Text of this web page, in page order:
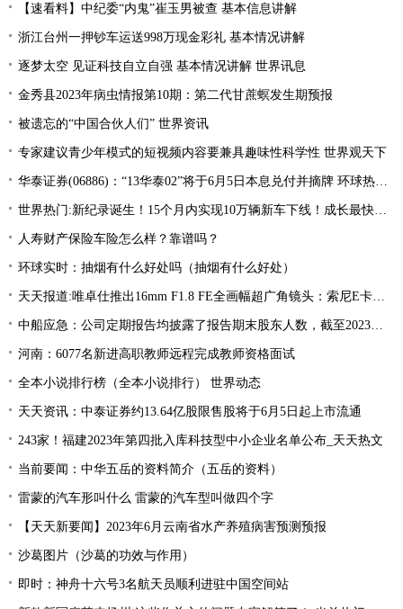
【速看料】中纪委“内鬼”崔玉男被查 基本信息讲解
浙江台州一押钞车运送998万现金彩礼 基本情况讲解
逐梦太空 见证科技自立自强 基本情况讲解 世界讯息
金秀县2023年病虫情报第10期：第二代甘蔗螟发生期预报
被遗忘的“中国合伙人们” 世界资讯
专家建议青少年模式的短视频内容要兼具趣味性科学性 世界观天下
华泰证券(06886)：“13华泰02”将于6月5日本息兑付并摘牌 环球热推荐
世界热门:新纪录诞生！15个月内实现10万辆新车下线！成长最快的新势力竟然是TA
人寿财产保险车险怎么样？靠谱吗？
环球实时：抽烟有什么好处吗（抽烟有什么好处）
天天报道:唯卓仕推出16mm F1.8 FE全画幅超广角镜头：索尼E卡口，3499元
中船应急：公司定期报告均披露了报告期末股东人数，截至2023年3月31日，公司股东总数为45,677 全球热点评
河南：6077名新进高职教师远程完成教师资格面试
全本小说排行榜（全本小说排行） 世界动态
天天资讯：中泰证券约13.64亿股限售股将于6月5日起上市流通
243家！福建2023年第四批入库科技型中小企业名单公布_天天热文
当前要闻：中华五岳的资料简介（五岳的资料）
雷蒙的汽车形叫什么 雷蒙的汽车型叫做四个字
【天天新要闻】2023年6月云南省水产养殖病害预测预报
沙葛图片（沙葛的功效与作用）
即时：神舟十六号3名航天员顺利进驻中国空间站